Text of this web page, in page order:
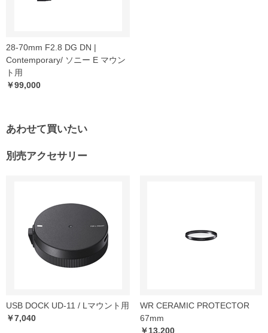
28-70mm F2.8 DG DN |
Contemporary/ ソニー E マウン
ト用
￥99,000
あわせて買いたい
別売アクセサリー
USB DOCK UD-11 / Lマウント用
￥7,040
WR CERAMIC PROTECTOR
67mm
￥13,200